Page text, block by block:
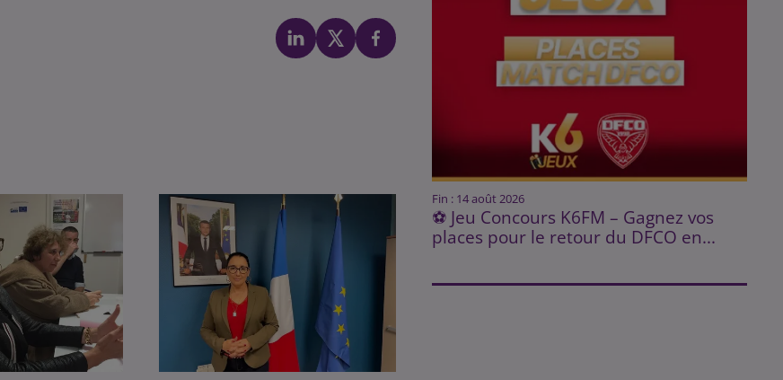
Fin : 14 août 2026
⚽ Jeu Concours K6FM – Gagnez vos
places pour le retour du DFCO en...